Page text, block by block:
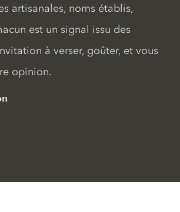
artisanales, noms établis,
est un signal issu des
à verser, goûter, et vous
opinion.